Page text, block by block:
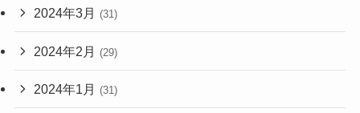
2024年3月 (31)
2024年2月 (29)
2024年1月 (31)